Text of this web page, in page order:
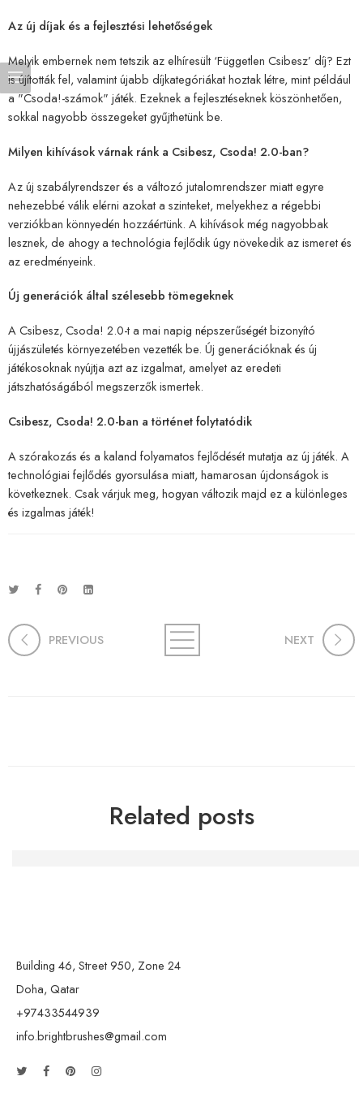
Az új díjak és a fejlesztési lehetőségek
Melyik embernek nem tetszik az elhíresült ‘Független Csibesz’ díj? Ezt
is újították fel, valamint újabb díjkategóriákat hoztak létre, mint például
a "Csoda!-számok" játék. Ezeknek a fejlesztéseknek köszönhetően,
sokkal nagyobb összegeket gyűjthetünk be.
Milyen kihívások várnak ránk a Csibesz, Csoda! 2.0-ban?
Az új szabályrendszer és a változó jutalomrendszer miatt egyre
nehezebbé válik elérni azokat a szinteket, melyekhez a régebbi
verziókban könnyedén hozzáértünk. A kihívások még nagyobbak
lesznek, de ahogy a technológia fejlődik úgy növekedik az ismeret és
az eredményeink.
Új generációk által szélesebb tömegeknek
A Csibesz, Csoda! 2.0-t a mai napig népszerűségét bizonyító
újjászületés környezetében vezették be. Új generációknak és új
játékosoknak nyújtja azt az izgalmat, amelyet az eredeti
játszhatóságából megszerzők ismertek.
Csibesz, Csoda! 2.0-ban a történet folytatódik
A szórakozás és a kaland folyamatos fejlődését mutatja az új játék. A
technológiai fejlődés gyorsulása miatt, hamarosan újdonságok is
következnek. Csak várjuk meg, hogyan változik majd ez a különleges
és izgalmas játék!
PREVIOUS NEXT
Related posts
Building 46, Street 950, Zone 24
Doha, Qatar
+97433544939
info.brightbrushes@gmail.com